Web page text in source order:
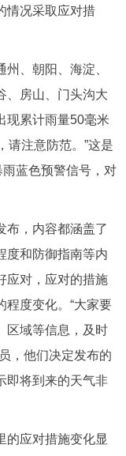
情况采取应对措
、朝阳、海淀、
、房山、门头沟大
现累计雨量50毫米
请注意防范。”这是
蓝色预警信号，对
布，内容都涵盖了
度和防御指南等内
应对，应对的措施
程度变化。“大家要
区域等信息，及时
，他们决定发布的
即将到来的天气非
的应对措施变化显